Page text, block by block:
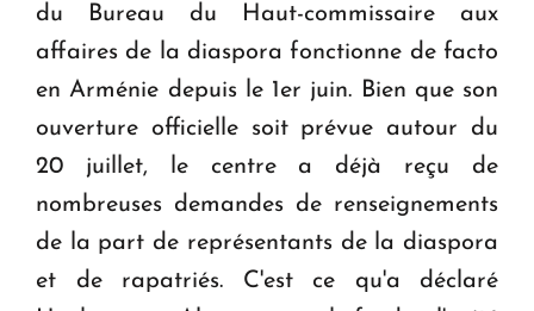
du Bureau du Haut-commissaire aux
affaires de la diaspora fonctionne de facto
en Arménie depuis le 1er juin. Bien que son
ouverture officielle soit prévue autour du
20 juillet, le centre a déjà reçu de
nombreuses demandes de renseignements
de la part de représentants de la diaspora
et de rapatriés. C'est ce qu'a déclaré